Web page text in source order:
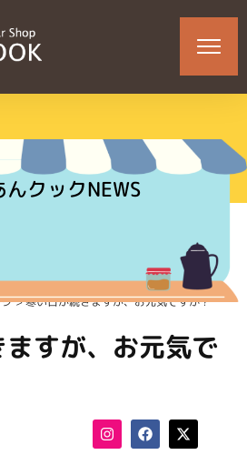
んクックNEWS
>寒い日が続きますが、お元気ですか？
すが、お元気で